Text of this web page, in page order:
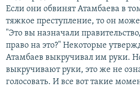
Если они обвинят Атамбаева в
тяжкое преступление, то он
"Это вы назначали
право на это?" Некоторые
Атамбаев выкручивал им руки.
выкручивают руки, это же не
голосовать. И все вот такие